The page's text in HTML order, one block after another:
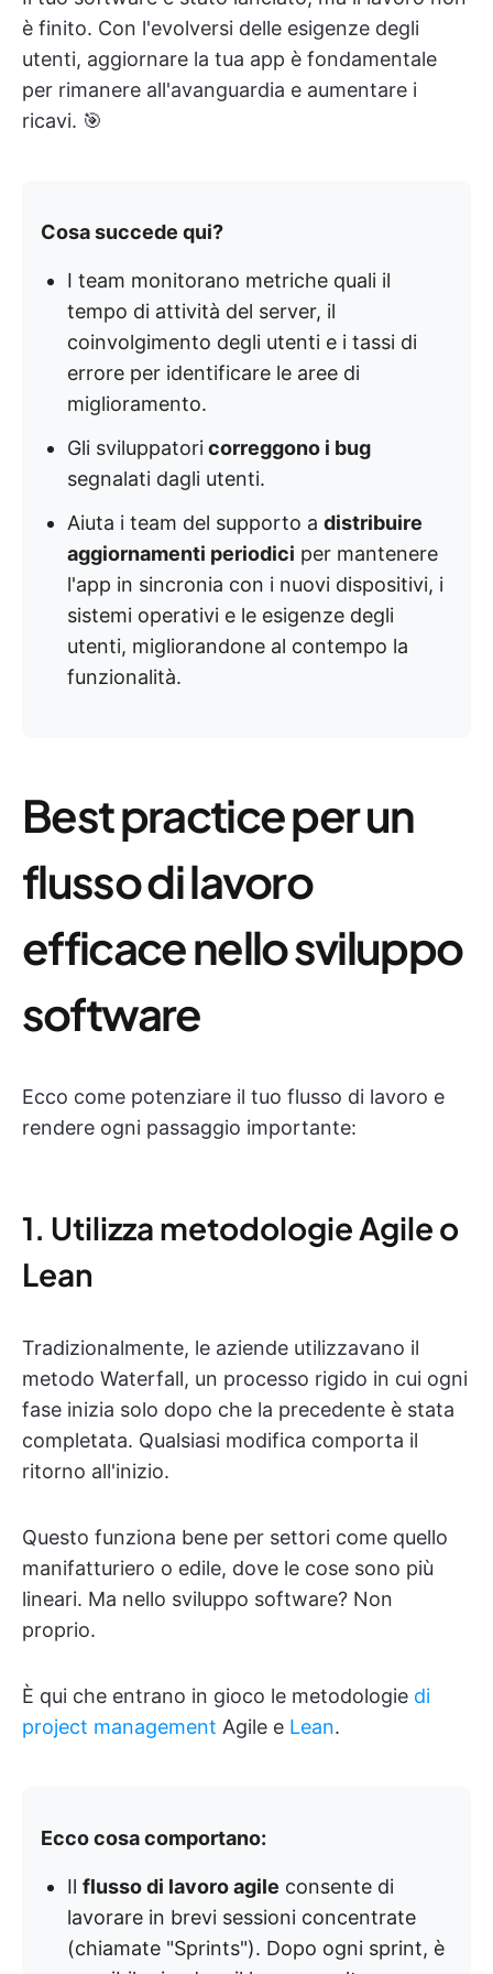
è finito. Con l'evolversi delle esigenze degli
utenti, aggiornare la tua app è fondamentale
per rimanere all'avanguardia e aumentare i
ricavi. 🎯
Cosa succede qui?
I team monitorano metriche quali il
tempo di attività del server, il
coinvolgimento degli utenti e i tassi di
errore per identificare le aree di
miglioramento.
Gli sviluppatoricorreggono i bug
segnalati dagli utenti.
Aiuta i team del supporto a distribuire
aggiornamenti periodici per mantenere
l'app in sincronia con i nuovi dispositivi, i
sistemi operativi e le esigenze degli
utenti, migliorandone al contempo la
funzionalità.
Best practice per un
flusso di lavoro
efficace nello sviluppo
software
Ecco come potenziare il tuo flusso di lavoro e
rendere ogni passaggio importante:
1. Utilizza metodologie Agile o
Lean
Tradizionalmente, le aziende utilizzavano il
metodo Waterfall, un processo rigido in cui ogni
fase inizia solo dopo che la precedente è stata
completata. Qualsiasi modifica comporta il
ritorno all'inizio.
Questo funziona bene per settori come quello
manifatturiero o edile, dove le cose sono più
lineari. Ma nello sviluppo software? Non
proprio.
È qui che entrano in gioco le metodologie di
project management Agile e Lean.
Ecco cosa comportano:
Il flusso di lavoro agile consente di
lavorare in brevi sessioni concentrate
(chiamate "Sprints"). Dopo ogni sprint, è